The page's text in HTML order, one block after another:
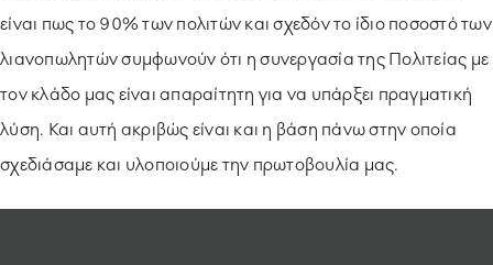
είναι πως το 90% των πολιτών και σχεδόν το ίδιο ποσοστό των
λιανοπωλητών συμφωνούν ότι η συνεργασία της Πολιτείας με
τον κλάδο μας είναι απαραίτητη για να υπάρξει πραγματική
λύση. Και αυτή ακριβώς είναι και η βάση πάνω στην οποία
σχεδιάσαμε και υλοποιούμε την πρωτοβουλία μας.